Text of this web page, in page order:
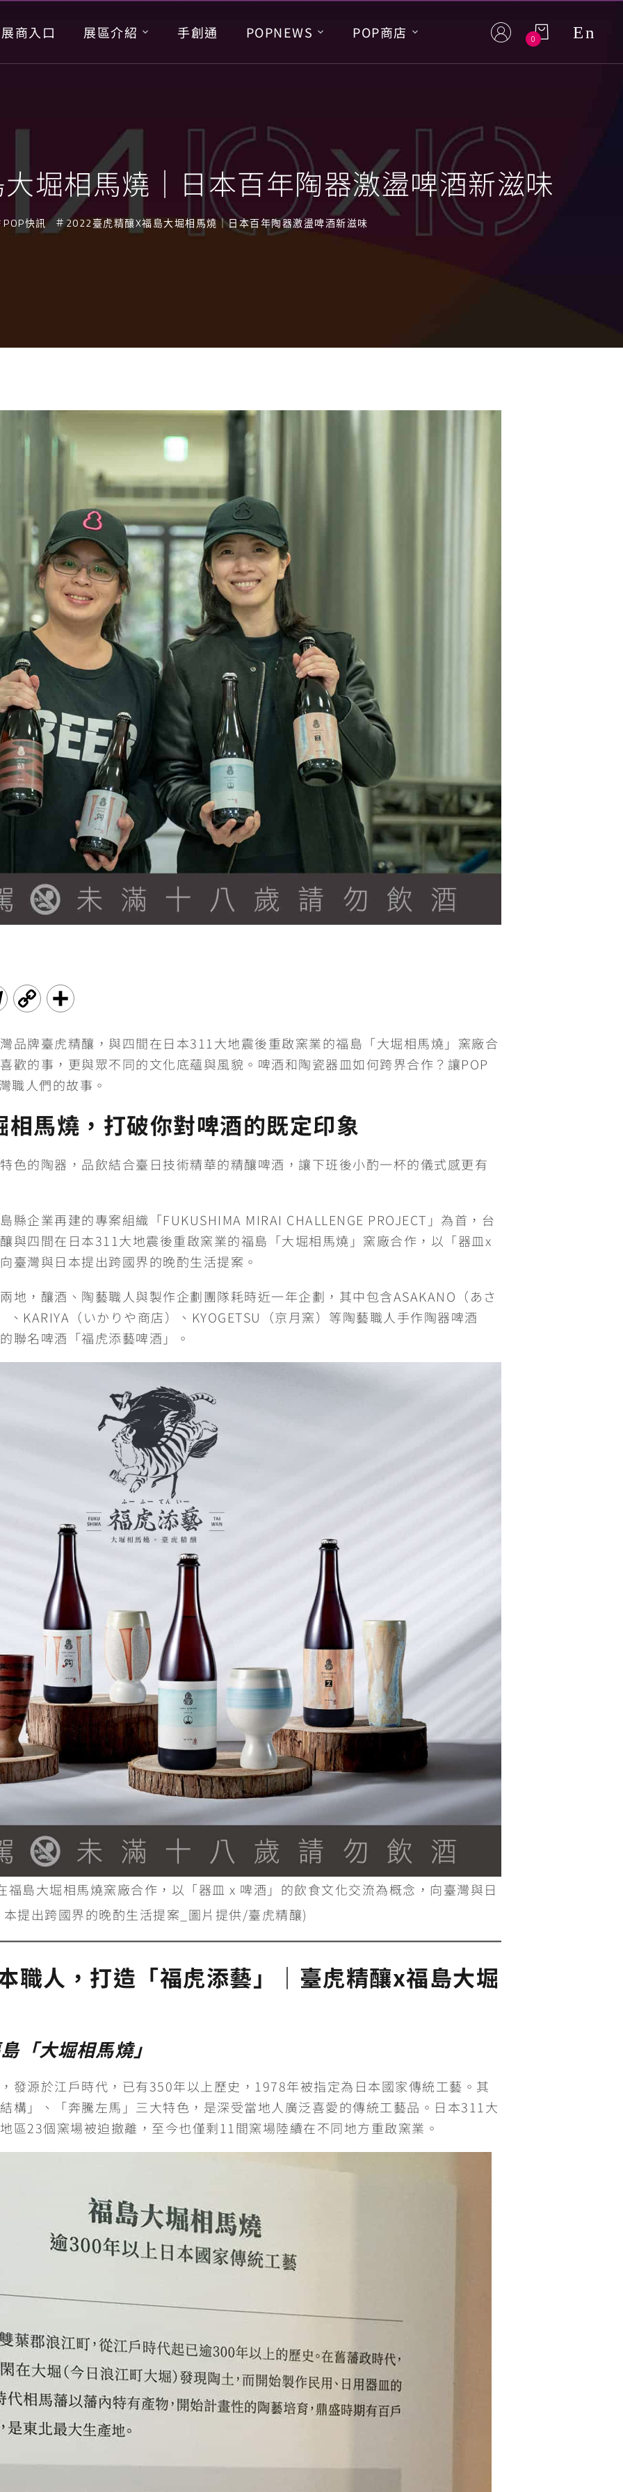
展商入口 展區介紹 手創通 POPNEWS POP商店 0 En
堀相馬燒｜日本百年陶器激盪啤酒新滋味
POP快訊 2022臺虎精釀X福島大堀相馬燒｜日本百年陶器激盪啤酒新滋味
T
l
e
r
a
C
p
y
i
n
品牌臺虎精釀，與四間在日本311大地震後重啟窯業的福島「大堀相馬燒」窯廠合
歡的事，更與眾不同的文化底蘊與風貌。啤酒和陶瓷器皿如何跨界合作？讓POP
職人們的故事。
馬燒，打破你對啤酒的既定印象
色的陶器，品飲結合臺日技術精華的精釀啤酒，讓下班後小酌一杯的儀式感更有
縣企業再建的專案組織「FUKUSHIMA MIRAI CHALLENGE PROJECT」為首，台
與四間在日本311大地震後重啟窯業的福島「大堀相馬燒」窯廠合作，以「器皿x
臺灣與日本提出跨國界的晚酌生活提案。
地，釀酒、陶藝職人與製作企劃團隊耗時近一年企劃，其中包含ASAKANO（あさ
KARIYA（いかりや商店）、KYOGETSU（京月窯）等陶藝職人手作陶器啤酒
聯名啤酒「福虎添藝啤酒」。
島大堀相馬燒窯廠合作，以「器皿 x 啤酒」的飲食文化交流為概念，向臺灣與日
本提出跨國界的晚酌生活提案_圖片提供/臺虎精釀)
職人，打造「福虎添藝」｜臺虎精釀x福島大堀
「大堀相馬燒」
發源於江戶時代，已有350年以上歷史，1978年被指定為日本國家傳統工藝。其
構」、「奔騰左馬」三大特色，是深受當地人廣泛喜愛的傳統工藝品。日本311大
區23個窯場被迫撤離，至今也僅剩11間窯場陸續在不同地方重啟窯業。